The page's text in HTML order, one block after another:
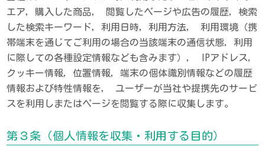
エア，購入した商品， 閲覧したページや広告の履歴，検索
した検索キーワード，利用日時，利用方法， 利用環境（携
帯端末を通じてご利用の場合の当該端末の通信状態，利用
に際しての各種設定情報なども含みます）， IPアドレス，
クッキー情報，位置情報，端末の個体識別情報などの履歴
情報および特性情報を， ユーザーが当社や提携先のサービ
スを利用しまたはページを閲覧する際に収集します。
第３条（個人情報を収集・利用する目的）